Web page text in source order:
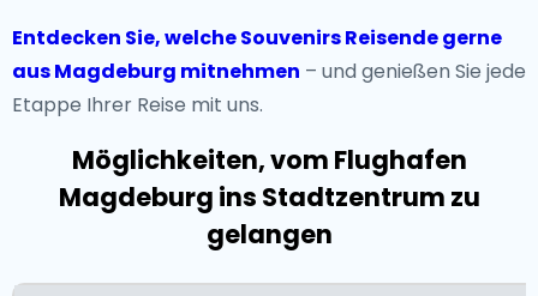
Entdecken Sie, welche Souvenirs Reisende gerne
aus Magdeburg mitnehmen – und genießen Sie jede
Etappe Ihrer Reise mit uns.
Möglichkeiten, vom Flughafen
Magdeburg ins Stadtzentrum zu
gelangen